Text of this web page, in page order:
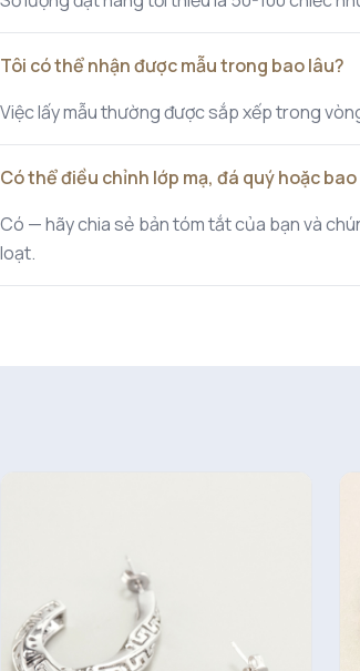
Tôi có thể nhận được mẫu trong bao lâu?
Việc lấy mẫu thường được sắp xếp trong
Có thể điều chỉnh lớp mạ, đá quý hoặc
Có — hãy chia sẻ bản tóm tắt của bạn và
loạt.